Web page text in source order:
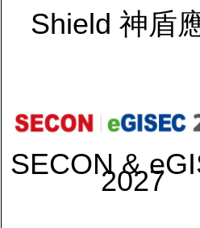
Shield 神盾
SECON &
2027